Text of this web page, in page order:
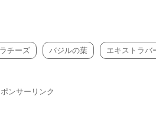
チーズ バジルの葉 エキストラバ
ポンサーリンク